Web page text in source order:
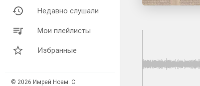
Недавно слушали
Мои плейлисты
Избранные
© 2026 Имрей Ноам. С